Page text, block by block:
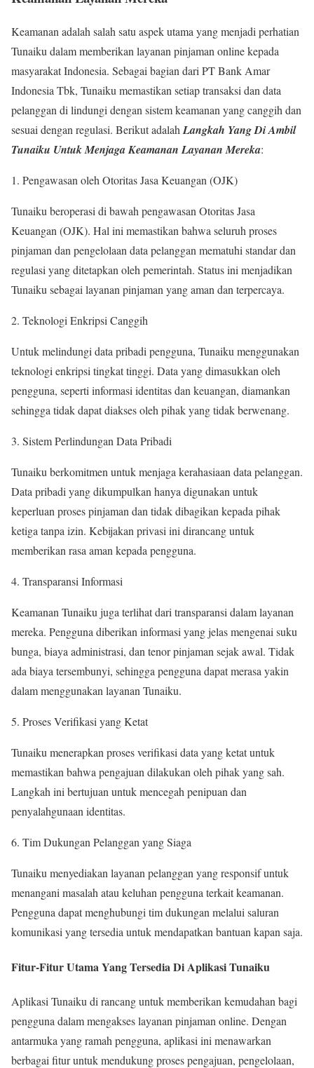
Keamanan adalah salah satu aspek utama yang menjadi perhatian
Tunaiku dalam memberikan layanan pinjaman online kepada
masyarakat Indonesia. Sebagai bagian dari PT Bank Amar
Indonesia Tbk, Tunaiku memastikan setiap transaksi dan data
pelanggan di lindungi dengan sistem keamanan yang canggih dan
sesuai dengan regulasi. Berikut adalahLangkah Yang DiAmbil
Tunaiku Untuk Menjaga Keamanan Layanan Mereka:
Pengawasan oleh Otoritas Jasa Keuangan (OJK)
Tunaiku beroperasi di bawah pengawasan Otoritas Jasa
Keuangan (OJK). Hal ini memastikan bahwa seluruh proses
pinjaman dan pengelolaan data pelanggan mematuhi standar dan
regulasi yang ditetapkan oleh pemerintah. Status ini menjadikan
Tunaiku sebagai layanan pinjaman yang aman dan terpercaya.
Teknologi Enkripsi Canggih
Untuk melindungi data pribadi pengguna, Tunaiku menggunakan
teknologi enkripsi tingkat tinggi. Data yang dimasukkan oleh
pengguna, seperti informasi identitas dan keuangan, diamankan
sehingga tidak dapat diakses oleh pihak yang tidak berwenang.
Sistem Perlindungan Data Pribadi
Tunaiku berkomitmen untuk menjaga kerahasiaan data pelanggan.
Data pribadi yang dikumpulkan hanya digunakan untuk
keperluan proses pinjaman dan tidak dibagikan kepada pihak
ketiga tanpa izin. Kebijakan privasi ini dirancang untuk
memberikan rasa aman kepada pengguna.
Transparansi Informasi
Keamanan Tunaiku juga terlihat dari transparansi dalam layanan
mereka. Pengguna diberikan informasi yang jelas mengenai suku
bunga, biaya administrasi, dan tenor pinjaman sejak awal. Tidak
ada biaya tersembunyi, sehingga pengguna dapat merasa yakin
dalam menggunakan layanan Tunaiku.
Proses Verifikasi yang Ketat
Tunaiku menerapkan proses verifikasi data yang ketat untuk
memastikan bahwa pengajuan dilakukan oleh pihak yang sah.
Langkah ini bertujuan untuk mencegah penipuan dan
penyalahgunaan identitas.
Tim Dukungan Pelanggan yang Siaga
Tunaiku menyediakan layanan pelanggan yang responsif untuk
menangani masalah atau keluhan pengguna terkait keamanan.
Pengguna dapat menghubungi tim dukungan melalui saluran
komunikasi yang tersedia untuk mendapatkan bantuan kapan saja.
Fitur-Fitur Utama Yang Tersedia Di Aplikasi Tunaiku
Aplikasi Tunaiku di rancang untuk memberikan kemudahan bagi
pengguna dalam mengakses layanan pinjaman online. Dengan
antarmuka yang ramah pengguna, aplikasi ini menawarkan
berbagai fitur untuk mendukung proses pengajuan, pengelolaan,